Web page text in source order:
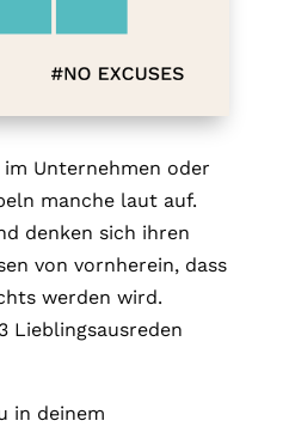
im Unternehmen oder
manche laut auf.
denken sich ihren
von vornherein, dass
werden wird.
Lieblingsausreden
in deinem